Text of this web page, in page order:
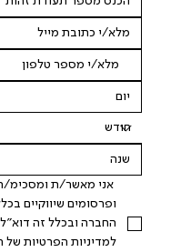
למדיניות הפרטיות